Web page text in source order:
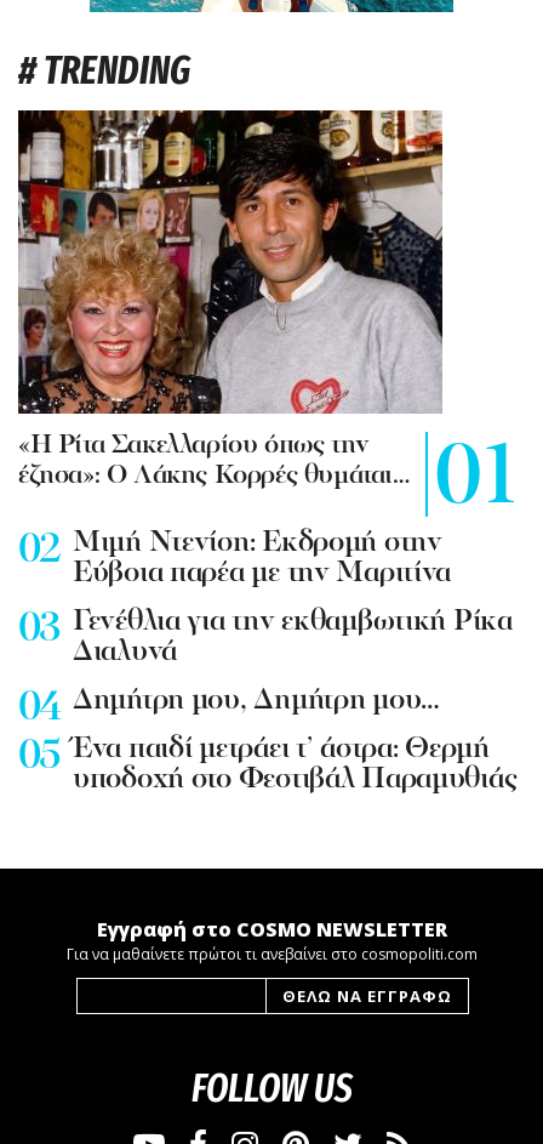
# TRENDING
«Η Ρίτα Σακελλαρίου όπως την
έζησα»: Ο Λάκης Κορρές θυμάται…
Mιμή Ντενίση: Εκδρομή στην
Εύβοια παρέα με την Μαριτίνα
Γενέθλια για την εκθαμβωτική Ρίκα
Διαλυνά
Δημήτρη μου, Δημήτρη μου…
Ένα παιδί μετράει τ’ άστρα: Θερμή
υποδοχή στο Φεστιβάλ Παραμυθιάς
Εγγραφή στο COSMO NEWSLETTER
Για να μαθαίνετε πρώτοι τι ανεβαίνει στο cosmopoliti.com
FOLLOW US